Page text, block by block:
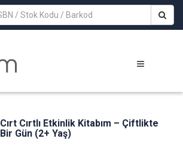
Cırt Cırtlı Etkinlik Kitabım – Çiftlikte
Bir Gün (2+ Yaş)